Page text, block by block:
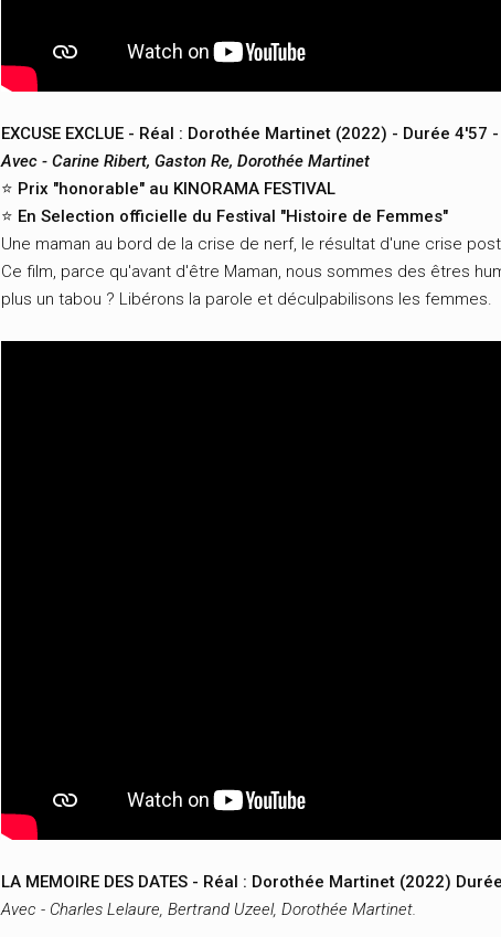
EXCUSE EXCLUE - Réal : Dorothée Martinet (2022) - Durée
Avec - Carine Ribert, Gaston Re, Dorothée Martinet
⭐️ Prix "honorable" au KINORAMA FESTIVAL
⭐️ En Selection officielle du Festival "Histoire de Femmes"
Une maman au bord de la crise de nerf, le résultat d'une crise
Ce film, parce qu'avant d'être Maman, nous sommes des êtres
plus un tabou ? Libérons la parole et déculpabilisons les femmes.
LA MEMOIRE DES DATES - Réal : Dorothée Martinet (2022)
Avec - Charles Lelaure, Bertrand Uzeel, Dorothée Martinet.